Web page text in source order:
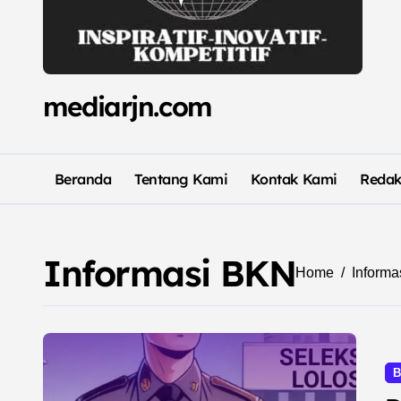
mediarjn.com
Beranda Tentang Kami Kontak Kami
Informasi BKNHome